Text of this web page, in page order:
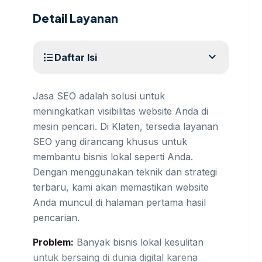
Detail Layanan
format_list_bulleted Daftar Isi expand_more
Jasa SEO adalah solusi untuk
meningkatkan visibilitas website Anda di
mesin pencari. Di Klaten, tersedia layanan
SEO yang dirancang khusus untuk
membantu bisnis lokal seperti Anda.
Dengan menggunakan teknik dan strategi
terbaru, kami akan memastikan website
Anda muncul di halaman pertama hasil
pencarian.
Problem: Banyak bisnis lokal kesulitan
untuk bersaing di dunia digital karena